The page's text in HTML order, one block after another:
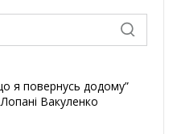
я повернусь додому”
Вакуленко